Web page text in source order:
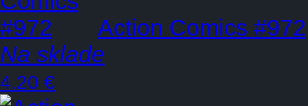
Action Comics #972
Na sklade
4.20 €